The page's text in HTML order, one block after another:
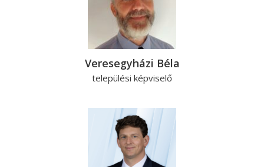
Veresegyházi Béla
települési képviselő